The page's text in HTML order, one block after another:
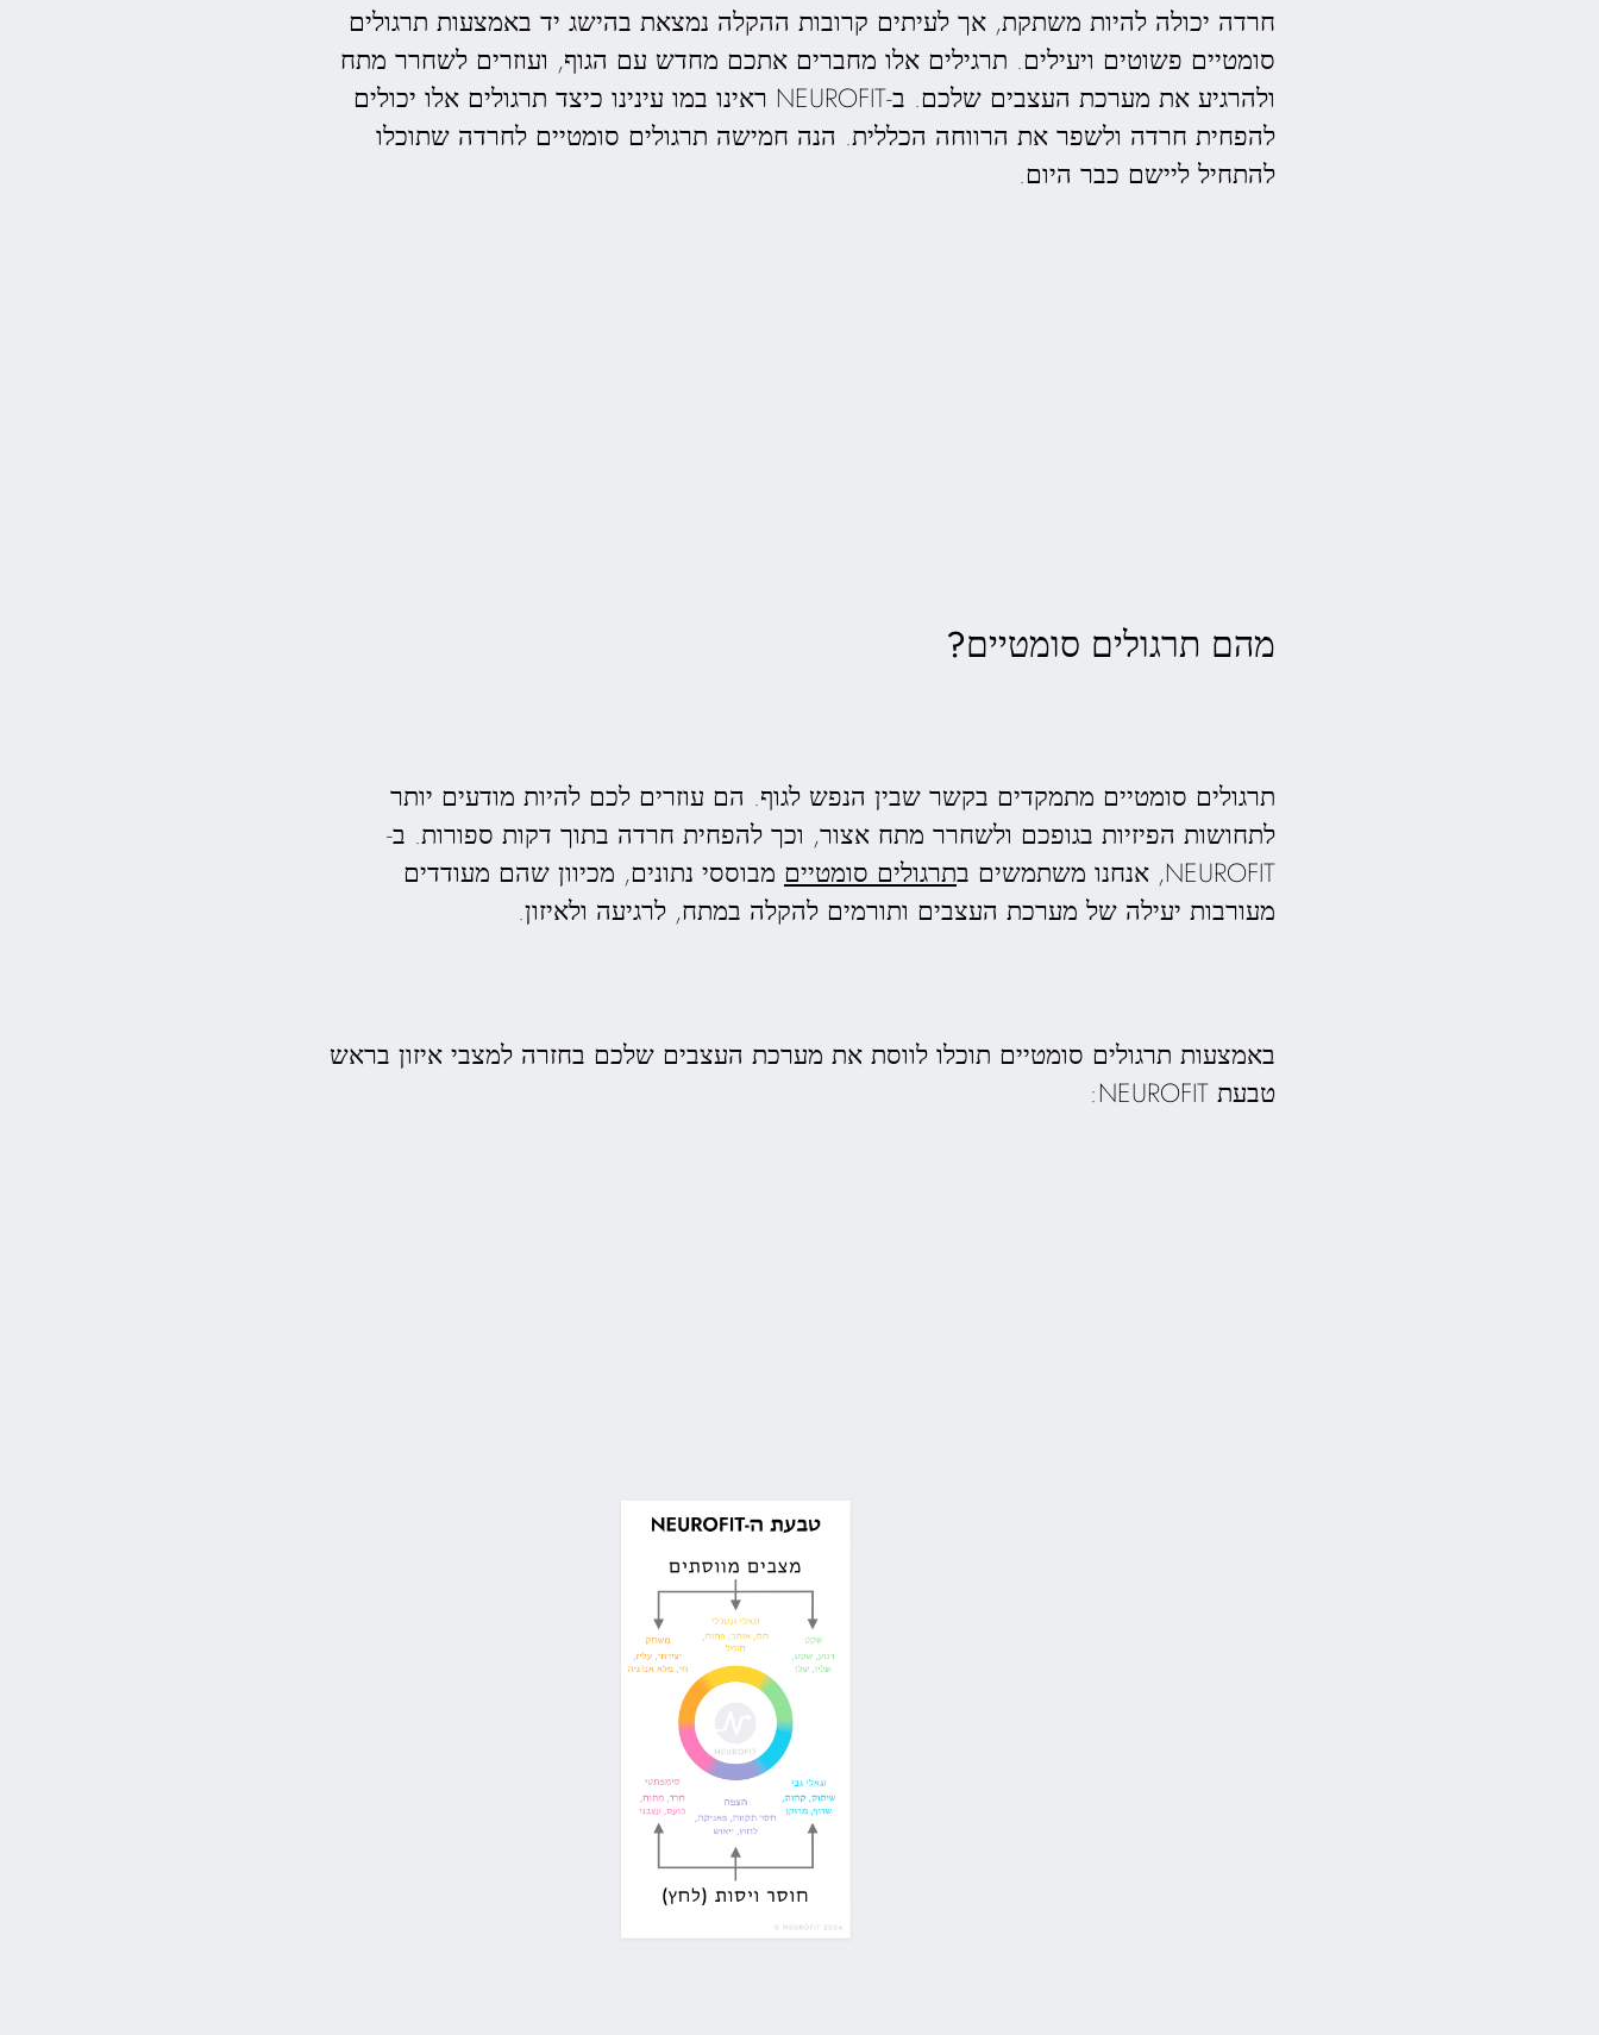
חרדה יכולה להיות משתקת, אך לעיתים קרובות ההקלה נמצאת בהישג יד באמצעות תרגולים
סומטיים פשוטים ויעילים. תרגילים אלו מחברים אתכם מחדש עם הגוף, ועוזרים לשחרר מתח
ולהרגיע את מערכת העצבים שלכם. ב-NEUROFIT ראינו במו עינינו כיצד תרגולים אלו יכולים
להפחית חרדה ולשפר את הרווחה הכללית. הנה חמישה תרגולים סומטיים לחרדה שתוכלו
להתחיל ליישם כבר היום.
מהם תרגולים סומטיים?
תרגולים סומטיים מתמקדים בקשר שבין הנפש לגוף. הם עוזרים לכם להיות מודעים יותר
לתחושות הפיזיות בגופכם ולשחרר מתח אצור, וכך להפחית חרדה בתוך דקות ספורות. ב-
NEUROFIT, אנחנו משתמשים ב
תרגולים סומטיים מבוססי נתונים, מכיוון שהם מעודדים
מעורבות יעילה של מערכת העצבים ותורמים להקלה במתח, לרגיעה ולאיזון.
באמצעות תרגולים סומטיים תוכלו לווסת את מערכת העצבים שלכם בחזרה למצבי איזון בראש
טבעת NEUROFIT: